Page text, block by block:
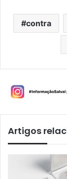
contra
Artigos